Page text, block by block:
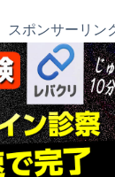
スポンサーリン